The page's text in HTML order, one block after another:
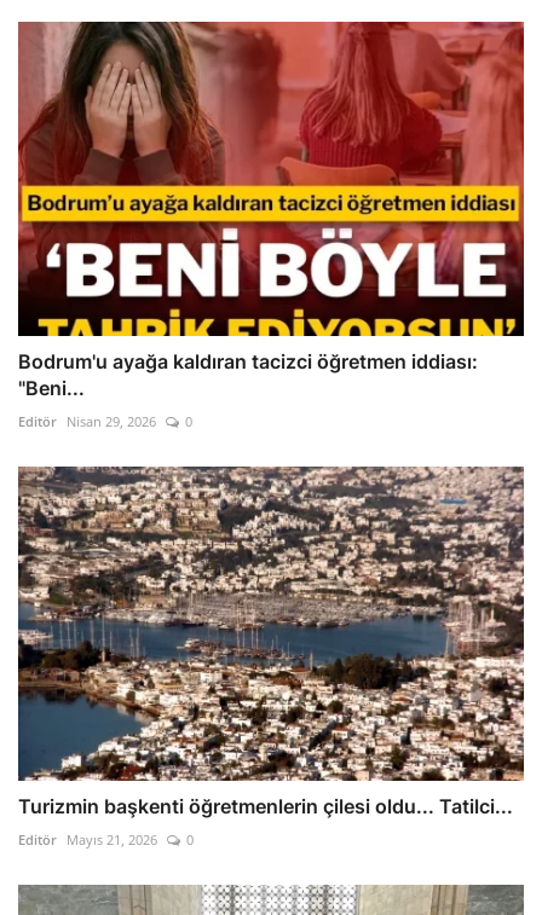
Bodrum'u ayağa kaldıran tacizci öğretmen iddiası:
"Beni...
Editör Nisan 29, 2026 0
Turizmin başkenti öğretmenlerin çilesi oldu... Tatilci...
Editör Mayıs 21, 2026 0